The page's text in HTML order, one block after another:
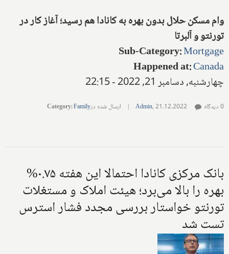
وام مسکن حلال بدون بهره به کانادا هم رسید؛ آغاز کار در
تورنتو و آلبرتا
Sub-Category:Mortgage
Happened at:Canada
چهارشنبه, دسامبر 21, 2022 - 22:15
Admin,21.12.2022
| ارسال شده در Category:Family 0 دیدگاه
بانک مرکزی کانادا احتمالا این هفته ۰.۷۵%
بهره را بالا می‌برد؛ هیئت املاک و مستغلات
تورنتو خواستار بررسی مجدد فشار استرس
تست شد